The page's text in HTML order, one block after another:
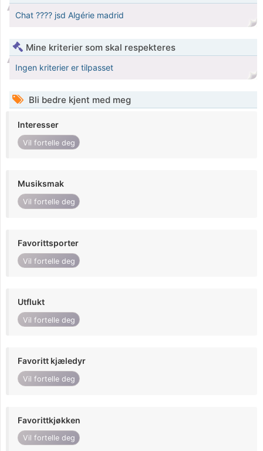
Chat ???? jsd Algérie madrid
Mine kriterier som skal respekteres
Ingen kriterier er tilpasset
Bli bedre kjent med meg
Interesser
Vil fortelle deg
Musiksmak
Vil fortelle deg
Favorittsporter
Vil fortelle deg
Utflukt
Vil fortelle deg
Favoritt kjæledyr
Vil fortelle deg
Favorittkjøkken
Vil fortelle deg